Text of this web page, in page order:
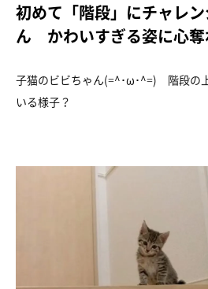
初めて「階段」にチャレ
ん かわいすぎる姿に心
子猫のビビちゃん(=^･ω･^=) 階段の
いる様子？